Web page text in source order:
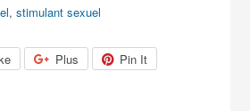
,stimulant sexuel
Plus
Pin It